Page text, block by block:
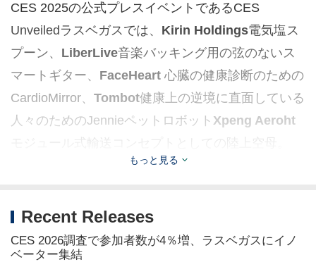
CES 2025の公式プレスイベントであるCES
Unveiledラスベガスでは、 Kirin Holdings電気塩ス
プーン、 LiberLive音楽バッキング用の弦のないス
マートギター、 FaceHeart 心臓の健康診断のための
CardioMirror、 Tombot健康上の逆境に直面している
人々のためのJennieペットロボット Xpeng Aeroht
CTA、イノベーションおよびトレンド担当シニア・
ディレクターのブライアン・コミスキーと、マーケ
ティングおよびコミュニケーション担当バイス・プ
もっと見る
Recent Releases
CES 2026調査で参加者数が4％増、ラスベガスにイノ
ベーター集結